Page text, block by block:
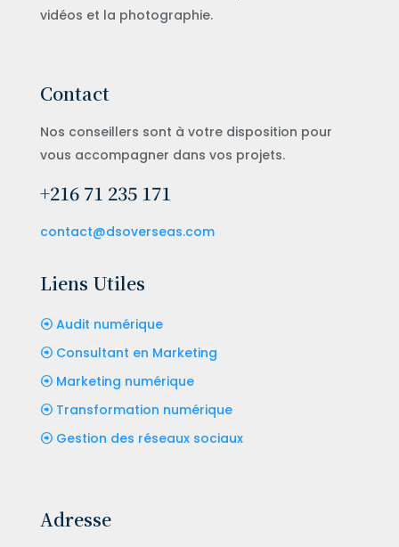
vidéos et la photographie.
Contact
Nos conseillers sont à votre disposition pour
vous accompagner dans vos projets.
+216 71 235 171
contact@dsoverseas.com
Liens Utiles
Audit numérique
Consultant en Marketing
Marketing numérique
Transformation numérique
Gestion des réseaux sociaux
Adresse